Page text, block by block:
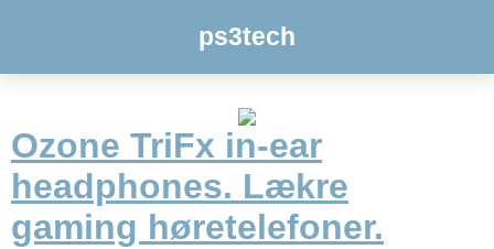
ps3tech
Ozone TriFx in-ear
headphones. Lækre
gaming høretelefoner.